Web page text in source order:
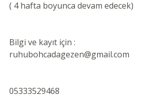
( 4 hafta boyunca devam edecek)
Bilgi ve kayıt için :
ruhubohcadagezen@gmail.com
05333529468